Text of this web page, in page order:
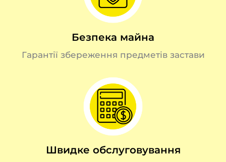
Безпека майна
Гарантії збереження предметів застави
Швидке обслуговування